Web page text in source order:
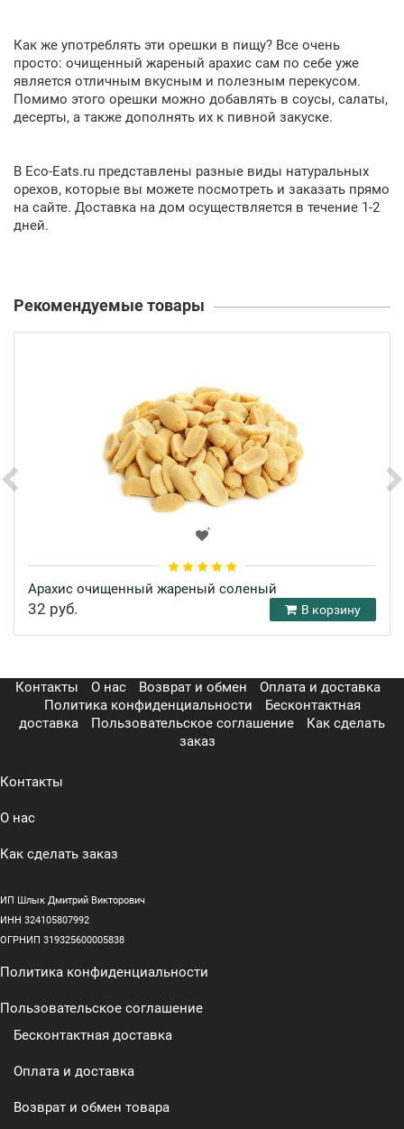
Как же употреблять эти орешки в пищу? Все очень
просто: очищенный жареный арахис сам по себе уже
является отличным вкусным и полезным перекусом.
Помимо этого орешки можно добавлять в соусы, салаты,
десерты, а также дополнять их к пивной закуске.
В Eco-Eats.ru представлены разные виды натуральных
орехов, которые вы можете посмотреть и заказать прямо
на сайте. Доставка на дом осуществляется в течение 1-2
дней.
Рекомендуемые товары
Арахис очищенный жареный соленый
32 руб. В корзину
Контакты О нас Возврат и обмен
Оплата и доставка
Политика конфиденциальности
Бесконтактная
доставка
Пользовательское соглашение
Как сделать
заказ
Контакты
О нас
Как сделать заказ
ИП Шлык Дмитрий Викторович
ИНН 324105807992
ОГРНИП 319325600005838
Политика конфиденциальности
Пользовательское соглашение
Бесконтактная доставка
Оплата и доставка
Возврат и обмен товара